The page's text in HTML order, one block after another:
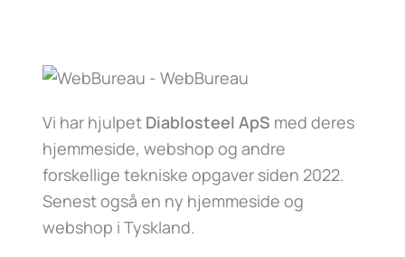
Vi har hjulpet Diablosteel ApS med deres
hjemmeside, webshop og andre
forskellige tekniske opgaver siden 2022.
Senest også en ny hjemmeside og
webshop i Tyskland.